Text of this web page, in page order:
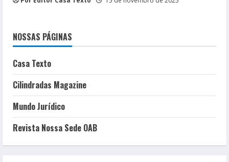
NOSSAS PÁGINAS
Casa Texto
Cilindradas Magazine
Mundo Jurídico
Revista Nossa Sede OAB